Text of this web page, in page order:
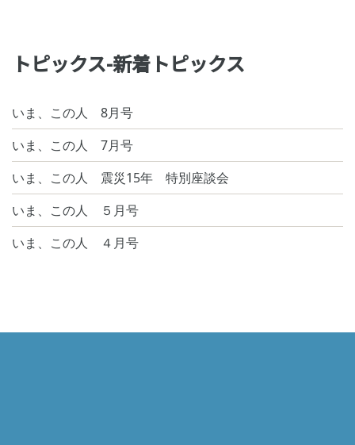
トピックス-新着トピックス
いま、この人 8月号
いま、この人 7月号
いま、この人 震災15年 特別座談会
いま、この人 ５月号
いま、この人 ４月号